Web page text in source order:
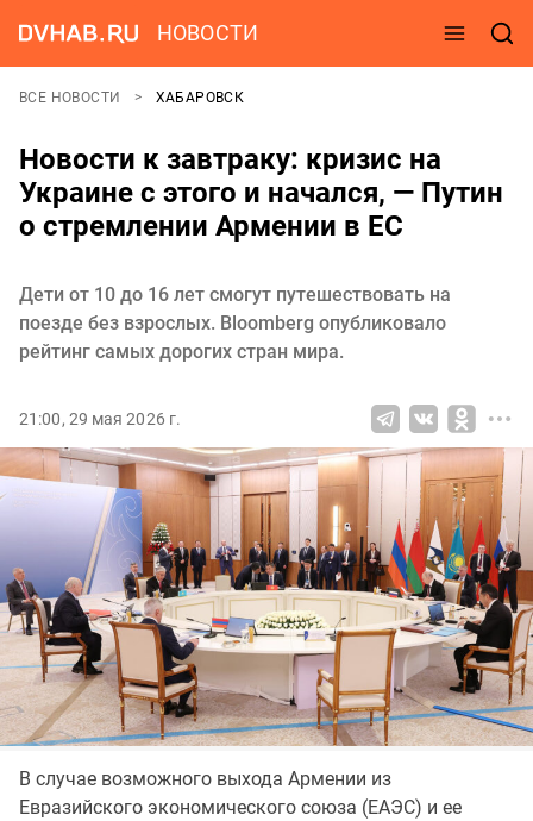
НОВОСТИ
ВСЕ НОВОСТИ ХАБАРОВСК
Новости к завтраку: кризис на
Украине с этого и начался, — Путин
о стремлении Армении в ЕС
Дети от 10 до 16 лет смогут путешествовать на
поезде без взрослых. Bloomberg опубликовало
рейтинг самых дорогих стран мира.
21:00, 29 мая 2026 г.
В случае возможного выхода Армении из
Евразийского экономического союза (ЕАЭС) и ее